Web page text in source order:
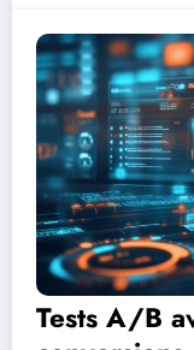
Tests A/B